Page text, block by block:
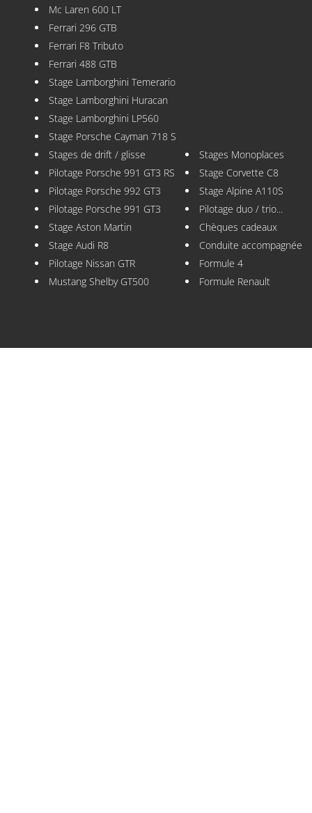
Mc Laren 600 LT
Ferrari 296 GTB
Ferrari F8 Tributo
Ferrari 488 GTB
Stage Lamborghini Temerario
Stage Lamborghini Huracan
Stage Lamborghini LP560
Stage Porsche Cayman 718 S
Stages de drift / glisse
Pilotage Porsche 991 GT3 RS
Pilotage Porsche 992 GT3
Pilotage Porsche 991 GT3
Stage Aston Martin
Stage Audi R8
Pilotage Nissan GTR
Mustang Shelby GT500
Stages Monoplaces
Stage Corvette C8
Stage Alpine A110S
Pilotage duo / trio...
Chèques cadeaux
Conduite accompagnée
Formule 4
Formule Renault